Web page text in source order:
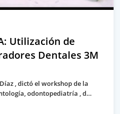
Utilización de
Dentales 3M
, dictó el workshop de la
odontopediatría , d…